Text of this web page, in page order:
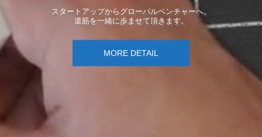
スタートアップからグローバルベンチャーへ。
道筋を一緒に歩ませて頂きます。
MORE DETAIL